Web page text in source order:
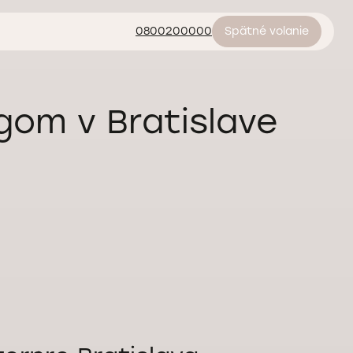
0800200000 Spätné volanie
v Bratislave